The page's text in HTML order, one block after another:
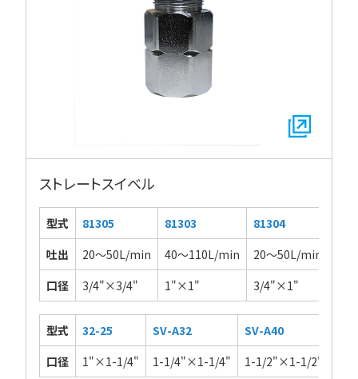
ストレートスイベル
型式 81305 81303 81304
吐出
20～50L/min 40～110L/min 20～50L/min
口径
3/4"×3/4" 1"×1" 3/4"×1"
型式 32-25 SV-A32 SV-A40
口径
1"×1-1/4" 1-1/4"×1-1/4" 1-1/2"×1-1/2"